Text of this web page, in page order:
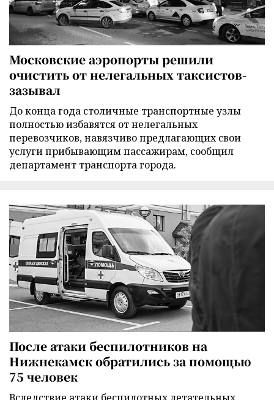
Московские аэропорты решили
очистить от нелегальных таксистов-
зазывал
До конца года столичные транспортные узлы
полностью избавятся от нелегальных
перевозчиков, навязчиво предлагающих свои
услуги прибывающим пассажирам, сообщил
департамент транспорта города.
После атаки беспилотников на
Нижнекамск обратились за помощью
75 человек